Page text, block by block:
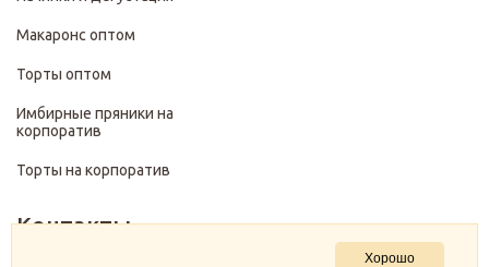
Макаронс оптом
Торты оптом
Имбирные пряники на
корпоратив
Торты на корпоратив
Контакты
Хорошо